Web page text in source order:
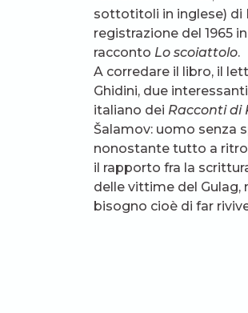
sottotitoli in inglese) di
registrazione del 1965
racconto Lo scoiattolo.
A corredare il libro, il
Ghidini, due
italiano dei Racconti di
Šalamov: uomo senza
nonostante tutto a
il rapporto fra la
delle vittime del Gulag,
bisogno cioè di far